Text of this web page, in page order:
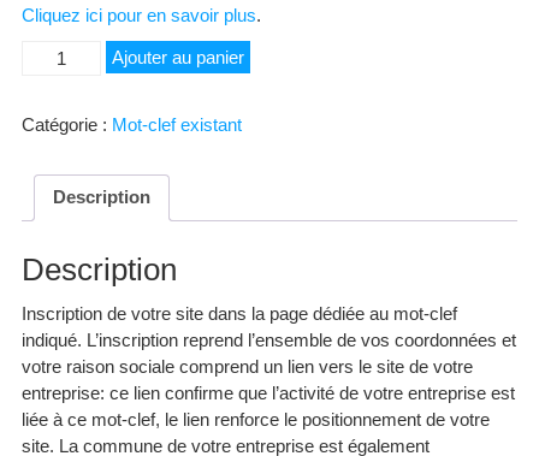
Cliquez ici pour en savoir plus.
quantité
à
Ajouter au panier
Catégorie : Mot-clef existant
Description
Description
Inscription de votre site dans la page dédiée au mot-clef
indiqué. L’inscription reprend l’ensemble de vos coordonnées et
votre raison sociale comprend un lien vers le site de votre
entreprise: ce lien confirme que l’activité de votre entreprise est
liée à ce mot-clef, le lien renforce le positionnement de votre
site. La commune de votre entreprise est également